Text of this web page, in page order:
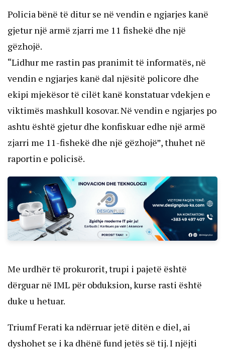
Policia bënë të ditur se në vendin e ngjarjes kanë
gjetur një armë zjarri me 11 fishekë dhe një
gëzhojë.
“Lidhur me rastin pas pranimit të informatës, në
vendin e ngjarjes kanë dal njësitë policore dhe
ekipi mjekësor të cilët kanë konstatuar vdekjen e
viktimës mashkull kosovar. Në vendin e ngjarjes po
ashtu është gjetur dhe konfiskuar edhe një armë
zjarri me 11-fishekë dhe një gëzhojë”, thuhet në
raportin e policisë.
Me urdhër të prokurorit, trupi i pajetë është
dërguar në IML për obduksion, kurse rasti është
duke u hetuar.
Triumf Ferati ka ndërruar jetë ditën e diel, ai
dyshohet se i ka dhënë fund jetës së tij. I njëjti